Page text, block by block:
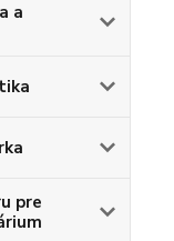
a
pre